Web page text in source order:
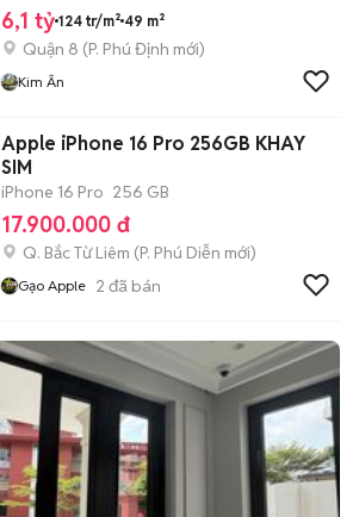
6,1 tỷ 124 tr/m² 49 m²
Quận 8 (P. Phú Định mới)
Kim Ân
Apple iPhone 16 Pro 256GB KHAY
SIM
iPhone 16 Pro 256 GB
17.900.000 đ
Q. Bắc Từ Liêm (P. Phú Diễn mới)
Gạo Apple 2 đã bán